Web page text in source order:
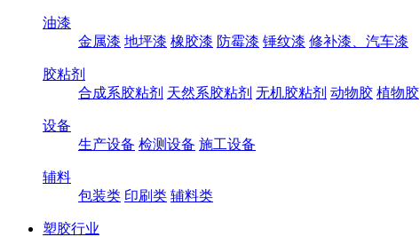
油漆
金属漆 地坪漆 橡胶漆 防霉漆 锤纹漆 修补漆、汽车漆
胶粘剂
合成系胶粘剂 天然系胶粘剂 无机胶粘剂 动物胶 植物胶
设备
生产设备 检测设备 施工设备
辅料
包装类 印刷类 辅料类
塑胶行业